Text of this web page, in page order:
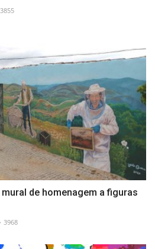
3855
de homenagem a figuras
3968